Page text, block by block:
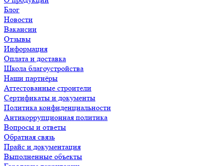
Блог
Новости
Вакансии
Отзывы
Информация
Оплата и доставка
Школа благоустройства
Наши партнёры
Аттестованные строители
Сертификаты и документы
Политика конфиденциальности
Антикоррупционная политика
Вопросы и ответы
Обратная связь
Прайс и документация
Выполненные объекты